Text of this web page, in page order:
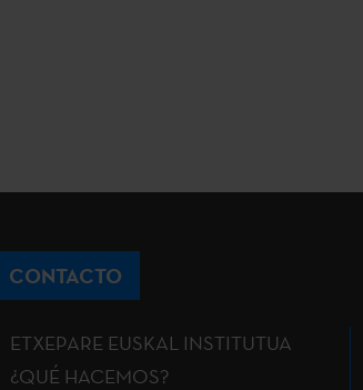
CONTACTO
ETXEPARE EUSKAL INSTITUTUA
¿QUÉ HACEMOS?